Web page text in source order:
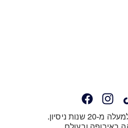
ברוכים הבאים לרי/מקס באר שבע חברת תיווך הנדל"ן המובילה, עם למעלה מ-20 שנות ניסיון.